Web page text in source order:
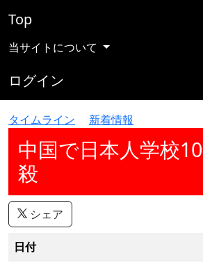
Top
当サイトについて
ログイン
タイムライン 新着情報
中国で日本人学校
殺
シェア
日付